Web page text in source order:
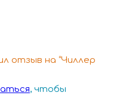
отзыв на “Чиллер
, чтобы